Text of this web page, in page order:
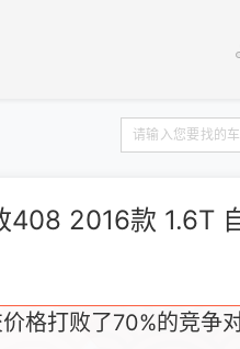
408 2016款 1.6T
格打败了70%的竞争